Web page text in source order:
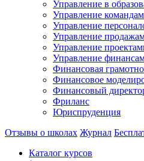
Управление в
Управление
Управление
Управление
Управление
Управление
Финансовая
Финансовое
Финансовый
Фриланс
Юриспруденция
Отзывы о школах Журнал
Каталог курсов